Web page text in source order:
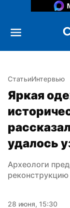
СтатьиИнтервью
Яркая
удалось
Археологи
реконструкцию
28 июня, 15:30